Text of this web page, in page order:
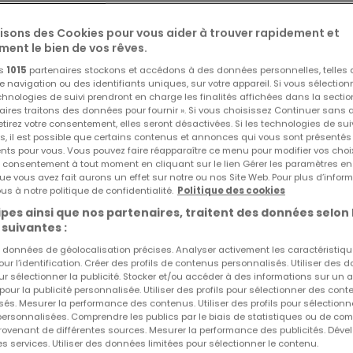
adresse signée NOVAHOMES, un environnement calme,
pavillonnaire.Le Clos des Alérions se situe avenue
portes de tous les commerces de proximité, des écoles
d'accès aux principaux axes routiers en font un lieu idéal
locatif.Vous tomberez sous le charme de ce
et 6 maisons individuelles qui vous propose des
certains, adaptées à chaque projet de vie.Chaque
balcon, et a été pensé pour vous offrir tous les atouts
des Cookies pour vous aider à trouver rapidement et
le bien de vos rêves.
1015 partenaires stockons et accédons à des données personnelles, telles
navigation ou des identifiants uniques, sur votre appareil. Si vous
de suivi prendront en charge les finalités affichées dans la
traitons des données pour fournir ». Si vous choisissez Continuer sans
votre consentement, elles seront désactivées. Si les technologies de
il est possible que certains contenus et annonces qui vous sont
pour vous. Vous pouvez faire réapparaître ce menu pour modifier vos
consentement à tout moment en cliquant sur le lien Gérer les paramètres
vous avez fait aurons un effet sur notre ou nos Site Web. Pour plus
à notre politique de confidentialité. Politique des cookies
ainsi que nos partenaires, traitent des données selon
:
données de géolocalisation précises. Analyser activement les
l’identification. Créer des profils de contenus personnalisés. Utiliser des
sélectionner la publicité. Stocker et/ou accéder à des informations sur un
la publicité personnalisée. Utiliser des profils pour sélectionner des
Mesurer la performance des contenus. Utiliser des profils pour
Comprendre les publics par le biais de statistiques ou de
de différentes sources. Mesurer la performance des publicités.
services. Utiliser des données limitées pour sélectionner le contenu.